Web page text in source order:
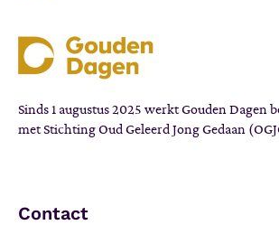
Sinds 1 augustus 2025 werkt Gouden Dagen
met Stichting Oud Geleerd Jong Gedaan
Contact